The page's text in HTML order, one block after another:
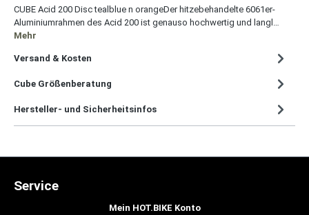
CUBE Acid 200 Disc tealblue n orangeDer hitzebehandelte 6061er-
Aluminiumrahmen des Acid 200 ist genauso hochwertig und langl…
Mehr
Versand & Kosten
Cube Größenberatung
Hersteller- und Sicherheitsinfos
Service
Mein HOT.BIKE Konto